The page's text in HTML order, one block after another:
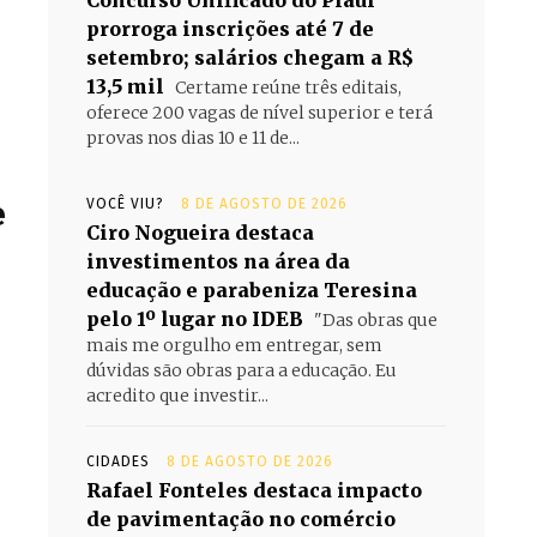
prorroga inscrições até 7 de
setembro; salários chegam a R$
13,5 mil Certame reúne três editais,
oferece 200 vagas de nível superior e terá
provas nos dias 10 e 11 de...
VOCÊ VIU? 8 DE AGOSTO DE 2026
Ciro Nogueira destaca
investimentos na área da
educação e parabeniza Teresina
pelo 1º lugar no IDEB
"Das obras que
mais me orgulho em entregar, sem
dúvidas são obras para a educação. Eu
acredito que investir...
CIDADES 8 DE AGOSTO DE 2026
Rafael Fonteles destaca impacto
de pavimentação no comércio